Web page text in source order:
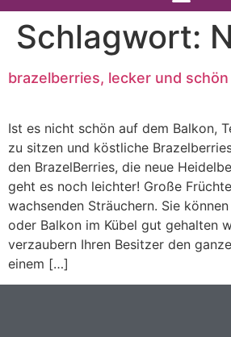
Schlagwort:
brazelberries, lecker und schön
Ist es nicht schön auf dem Balkon,
zu sitzen und köstliche
den BrazelBerries, die neue
geht es noch leichter! Große
wachsenden Sträuchern. Sie
oder Balkon im Kübel gut gehalten
verzaubern Ihren Besitzer den
einem […]